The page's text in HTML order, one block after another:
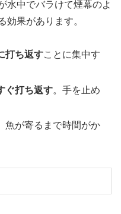
水中でバラけて煙幕のよ
効果があります。
打ち返すことに集中す
ぐ打ち返す。手を止め
魚が寄るまで時間がか